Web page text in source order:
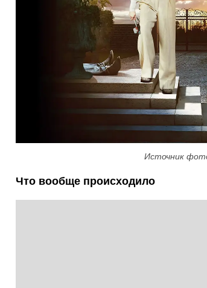
Источник
Что вообще происходило